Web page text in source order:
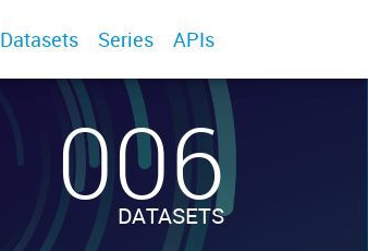
Datasets Series APIs
006
DATASETS